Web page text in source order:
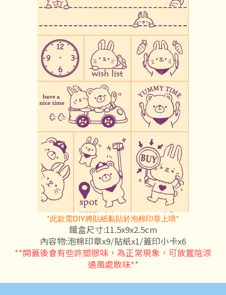
*此款需DIY將貼紙黏貼於泡棉印章上唷*
鐵盒尺寸:11.5x9x2.5cm
內容物:泡棉印章x9/貼紙x1/蓋印小卡x6
**開蓋後會有些許塑膠味，為正常現象，可放置陰涼
通風處散味**